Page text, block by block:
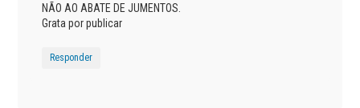
NÃO AO ABATE DE JUMENTOS.
Grata por publicar
Responder